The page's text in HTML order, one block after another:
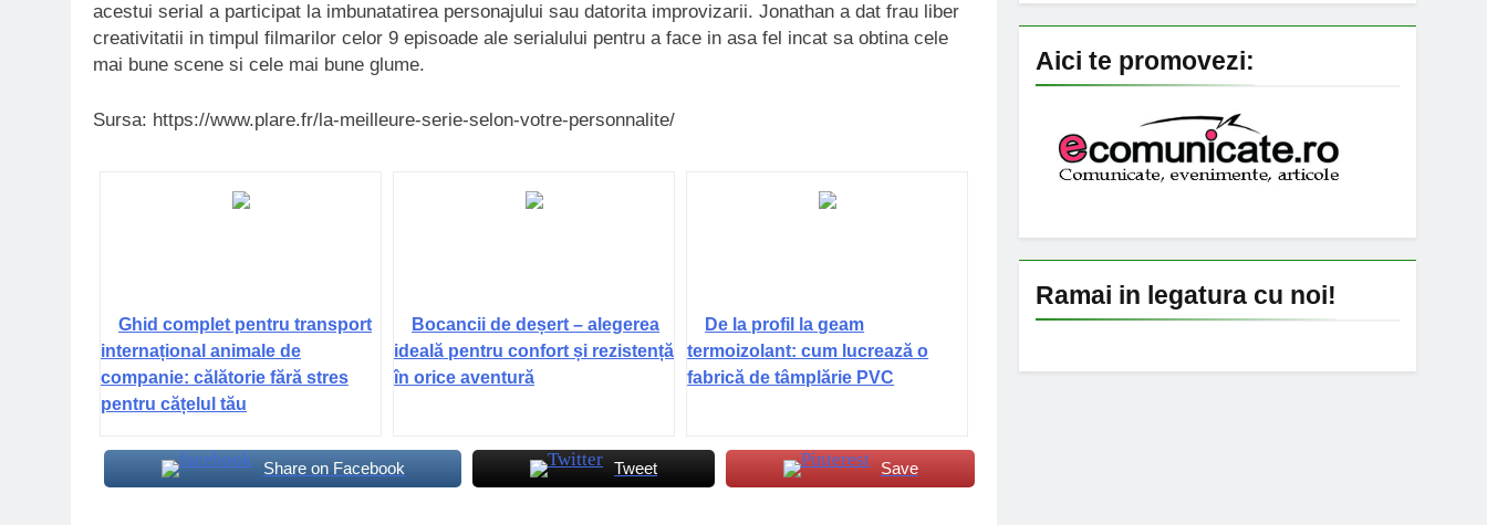
acestui serial a participat la imbunatatirea personajului sau datorita improvizarii. Jonathan a dat frau liber
creativitatii in timpul filmarilor celor 9 episoade ale serialului pentru a face in asa fel incat sa obtina cele
mai bune scene si cele mai bune glume.
Sursa: https://www.plare.fr/la-meilleure-serie-selon-votre-personnalite/
Ghid complet pentru transport
internațional animale de
companie: călătorie fără stres
pentru cățelul tău
Bocancii de deșert – alegerea
ideală pentru confort și rezistență
în orice aventură
De la profil la geam
termoizolant: cum lucrează o
fabrică de tâmplărie PVC
Share on Facebook Tweet Save
Aici te promovezi:
Ramai in legatura cu noi!